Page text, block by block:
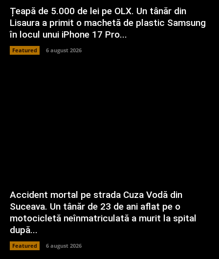
Țeapă de 5.000 de lei pe OLX. Un tânăr din
Lisaura a primit o machetă de plastic Samsung
în locul unui iPhone 17 Pro...
Featured 6 august 2026
Accident mortal pe strada Cuza Vodă din
Suceava. Un tânăr de 23 de ani aflat pe o
motocicletă neînmatriculată a murit la spital
după...
Featured 6 august 2026